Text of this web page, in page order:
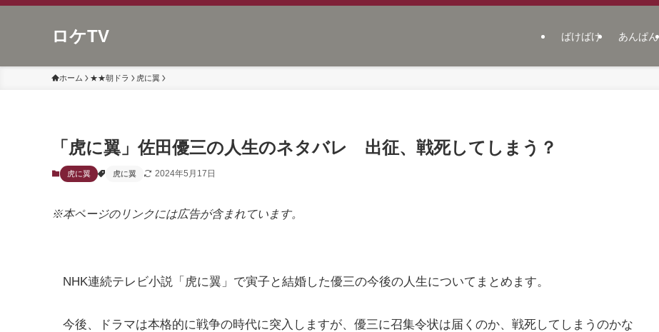
ロケTV ばけばけ あんぱん
ホーム ★★朝ドラ 虎に翼
「虎に翼」佐田優三の人生のネタバレ 出征、戦死してしまう？
虎に翼 虎に翼 2024年5月17日
※本ページのリンクには広告が含まれています。
NHK連続テレビ小説「虎に翼」で寅子と結婚した優三の今後の人生についてまとめます。
今後、ドラマは本格的に戦争の時代に突入しますが、優三に召集令状は届くのか、戦死してしまうのかな